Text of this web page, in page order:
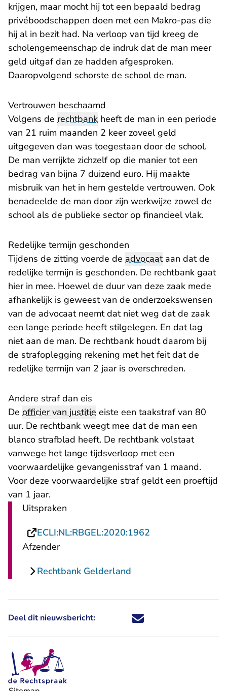
krijgen, maar mocht hij tot een bepaald bedrag
privéboodschappen doen met een Makro-pas die
hij al in bezit had. Na verloop van tijd kreeg de
scholengemeenschap de indruk dat de man meer
geld uitgaf dan ze hadden afgesproken.
Daaropvolgend schorste de school de man.
Vertrouwen beschaamd
Volgens de rechtbank heeft de man in een periode
van 21 ruim maanden 2 keer zoveel geld
uitgegeven dan was toegestaan door de school.
De man verrijkte zichzelf op die manier tot een
bedrag van bijna 7 duizend euro. Hij maakte
misbruik van het in hem gestelde vertrouwen. Ook
benadeelde de man door zijn werkwijze zowel de
school als de publieke sector op financieel vlak.
Redelijke termijn geschonden
Tijdens de zitting voerde de advocaataan dat de
redelijke termijn is geschonden. De rechtbank gaat
hier in mee. Hoewel de duur van deze zaak mede
afhankelijk is geweest van de onderzoekswensen
van de advocaat neemt dat niet weg dat de zaak
een lange periode heeft stilgelegen. En dat lag
niet aan de man. De rechtbank houdt daarom bij
de strafoplegging rekening met het feit dat de
redelijke termijn van 2 jaar is overschreden.
Andere straf dan eis
De officier van justitie eiste een taakstraf van 80
uur. De rechtbank weegt mee dat de man een
blanco strafblad heeft. De rechtbank volstaat
vanwege het lange tijdsverloop met een
voorwaardelijke gevangenisstraf van 1 maand.
Voor deze voorwaardelijke straf geldt een proeftijd
van 1 jaar.
Uitspraken
ECLI:NL:RBGEL:2020:1962
Afzender
Rechtbank Gelderland
Deel dit nieuwsbericht: Deel dit nieuwsbericht via X -
Deel dit nieuwsbericht via
Deel dit nieuwsbericht
Deel dit